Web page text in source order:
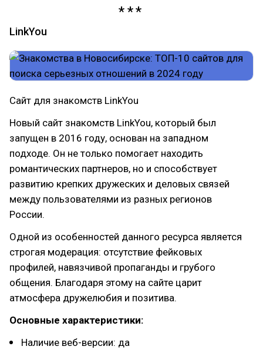
LinkYou
Сайт для знакомств LinkYou
Новый сайт знакомств LinkYou, который был
запущен в 2016 году, основан на западном
подходе. Он не только помогает находить
романтических партнеров, но и способствует
развитию крепких дружеских и деловых связей
между пользователями из разных регионов
России.
Одной из особенностей данного ресурса является
строгая модерация: отсутствие фейковых
профилей, навязчивой пропаганды и грубого
общения. Благодаря этому на сайте царит
атмосфера дружелюбия и позитива.
Основные характеристики:
Наличие веб-версии: да